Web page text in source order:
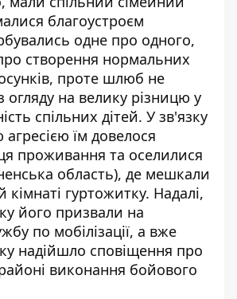
благоустроєм
одне про одного,
створення нормальних
проте шлюб не
огляду на велику різницю у
спільних дітей. У зв'язку
агресією їм довелося
проживання та оселилися
область), де мешкали
кімнаті гуртожитку. Надалі,
його призвали на
по мобілізації, а вже
надійшло сповіщення про
виконання бойового